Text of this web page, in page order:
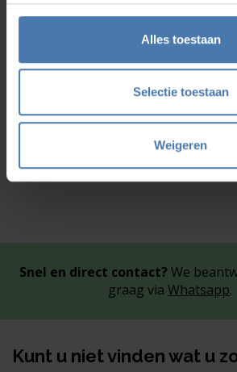
Alles toestaan
Selectie toestaan
Weigeren
_Spectra GL1425C
Snel en direct contact? We
graag via Whatsapp.
Kunt u niet vinden wat u